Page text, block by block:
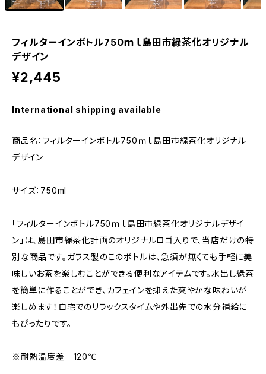
フィルターインボトル750ｍｌ島田市緑茶化オリジナル
デザイン
¥2,445
International shipping available
商品名：フィルターインボトル750ｍｌ島田市緑茶化オリジナル
デザイン
サイズ：750ml
「フィルターインボトル750ｍｌ島田市緑茶化オリジナルデザイ
ン」は、島田市緑茶化計画のオリジナルロゴ入りで、当店だけの特
別な商品です。ガラス製のこのボトルは、急須が無くても手軽に美
味しいお茶を楽しむことができる便利なアイテムです。水出し緑茶
を簡単に作ることができ、カフェインを抑えた爽やかな味わいが
楽しめます！自宅でのリラックスタイムや外出先での水分補給に
もぴったりです。
※耐熱温度差 120℃